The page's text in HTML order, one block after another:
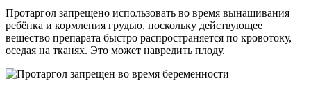
Протаргол запрещено использовать во время вынашивания
ребёнка и кормления грудью, поскольку действующее
вещество препарата быстро распространяется по кровотоку,
оседая на тканях. Это может навредить плоду.